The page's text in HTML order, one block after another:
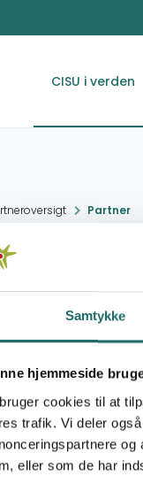
Samtykke
hjemmeside
cookies til at
trafik. Vi deler
og
eller som de har
CISU i verden
Partner